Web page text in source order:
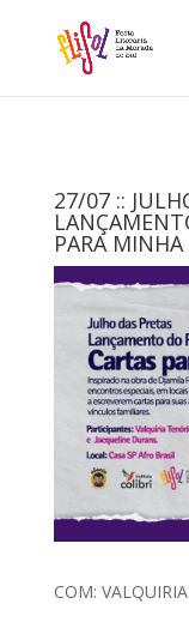
27/07 ::
PARA MINHA
COM: